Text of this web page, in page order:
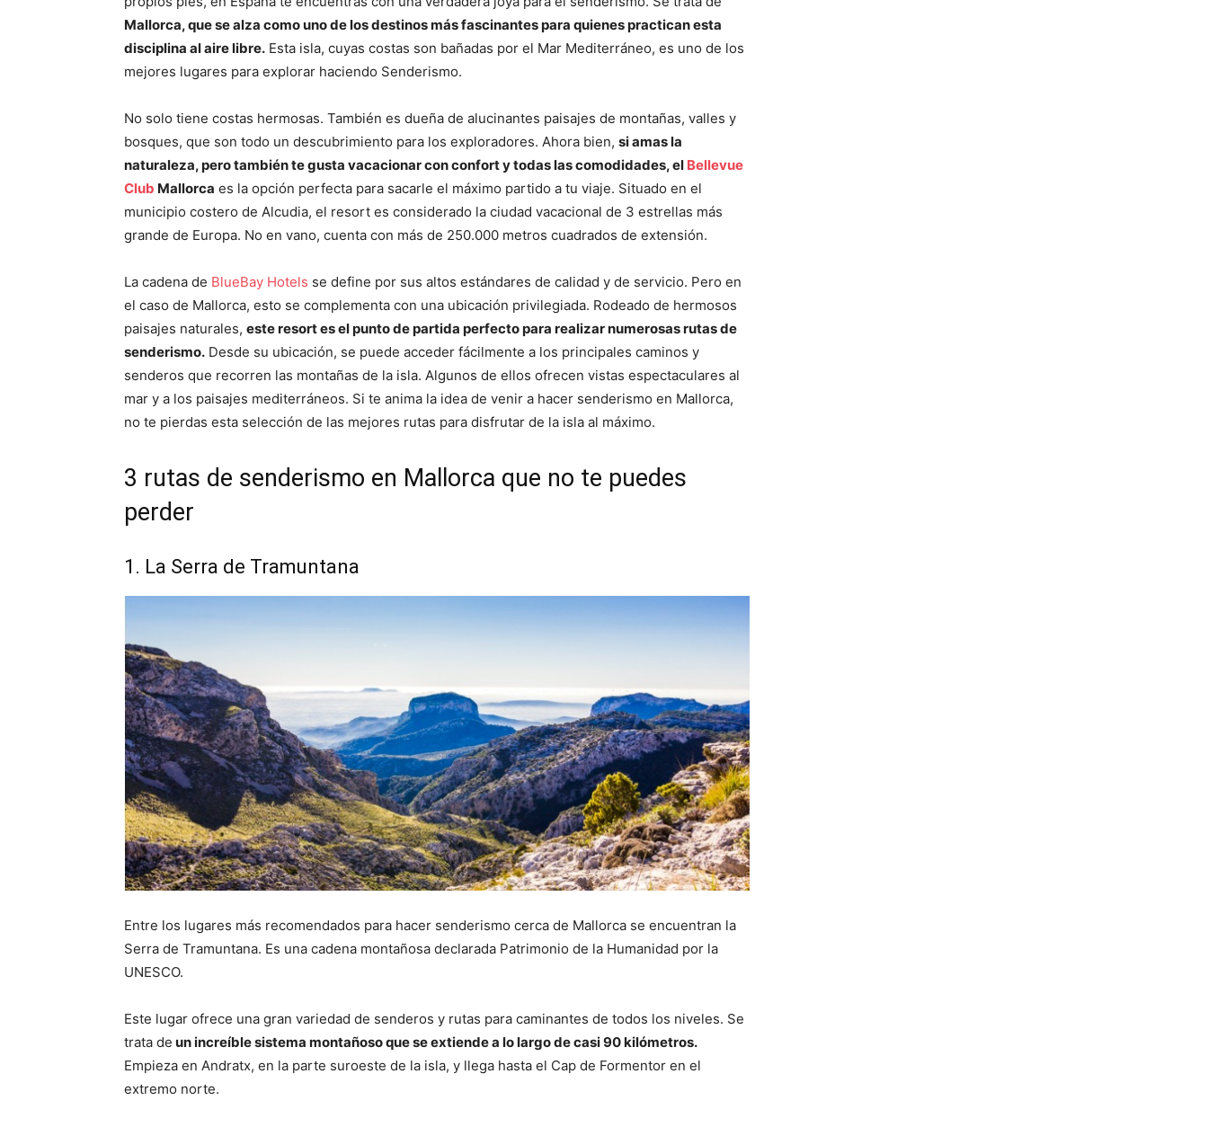
Mallorca, que se alza como uno de los destinos más fascinantes para quienes practican esta
disciplina al aire libre. Esta isla, cuyas costas son bañadas por el Mar Mediterráneo, es uno de los
mejores lugares para explorar haciendo Senderismo.
No solo tiene costas hermosas. También es dueña de alucinantes paisajes de montañas, valles y
bosques, que son todo un descubrimiento para los exploradores. Ahora bien, si amas la
naturaleza, pero también te gusta vacacionar con confort y todas las comodidades, el Bellevue
Club Mallorca es la opción perfecta para sacarle el máximo partido a tu viaje. Situado en el
municipio costero de Alcudia, el resort es considerado la ciudad vacacional de 3 estrellas más
grande de Europa. No en vano, cuenta con más de 250.000 metros cuadrados de extensión.
La cadena de BlueBay Hotels se define por sus altos estándares de calidad y de servicio. Pero en
el caso de Mallorca, esto se complementa con una ubicación privilegiada. Rodeado de hermosos
paisajes naturales, este resort es el punto de partida perfecto para realizar numerosas rutas de
senderismo. Desde su ubicación, se puede acceder fácilmente a los principales caminos y
senderos que recorren las montañas de la isla. Algunos de ellos ofrecen vistas espectaculares al
mar y a los paisajes mediterráneos. Si te anima la idea de venir a hacer senderismo en Mallorca,
no te pierdas esta selección de las mejores rutas para disfrutar de la isla al máximo.
3 rutas de senderismo en Mallorca que no te puedes
perder
1. La Serra de Tramuntana
Entre los lugares más recomendados para hacer senderismo cerca de Mallorca se encuentran la
Serra de Tramuntana. Es una cadena montañosa declarada Patrimonio de la Humanidad por la
UNESCO.
Este lugar ofrece una gran variedad de senderos y rutas para caminantes de todos los niveles. Se
trata de un increíble sistema montañoso que se extiende a lo largo de casi 90 kilómetros.
Empieza en Andratx, en la parte suroeste de la isla, y llega hasta el Cap de Formentor en el
extremo norte.